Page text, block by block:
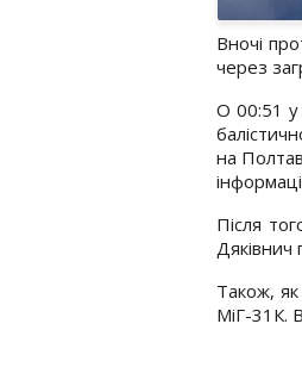
Вночі
через
О 00:51 у
на
Після
Дяківнич
Також, як
МіГ-31К.